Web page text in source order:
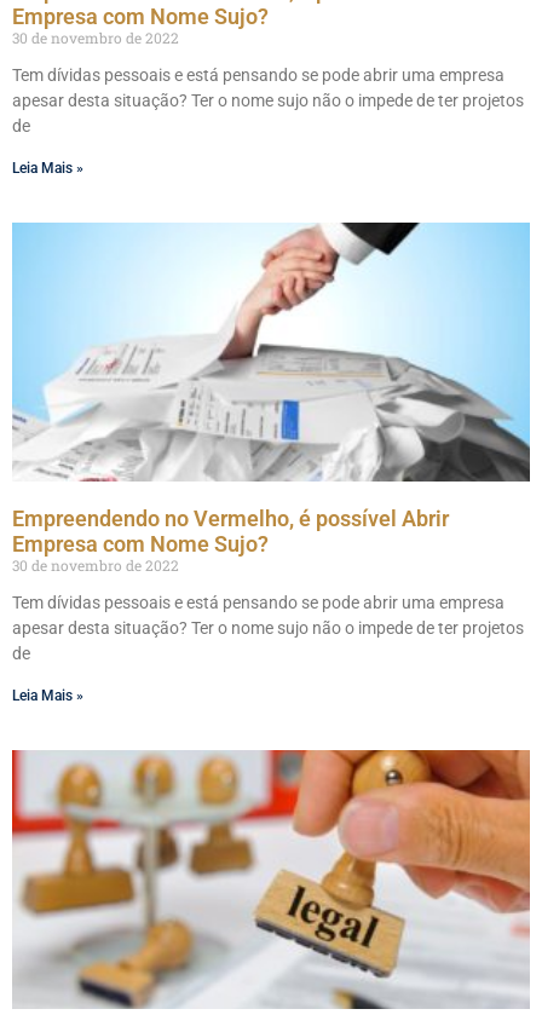
Empresa com Nome Sujo?
30 de novembro de 2022
Tem dívidas pessoais e está pensando se pode abrir uma empresa
apesar desta situação? Ter o nome sujo não o impede de ter projetos
de
Leia Mais »
Empreendendo no Vermelho, é possível Abrir
Empresa com Nome Sujo?
30 de novembro de 2022
Tem dívidas pessoais e está pensando se pode abrir uma empresa
apesar desta situação? Ter o nome sujo não o impede de ter projetos
de
Leia Mais »